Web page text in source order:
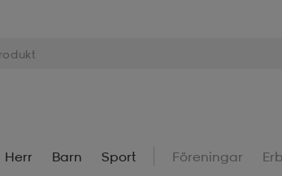
Herr Barn Sport Föreningar